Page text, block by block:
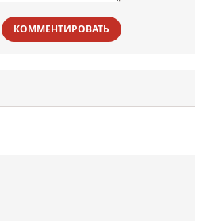
КОММЕНТИРОВАТЬ